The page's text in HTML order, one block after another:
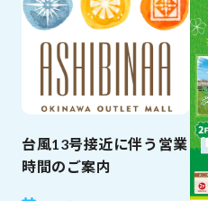
台風13号接近に伴う営業
時間のご案内